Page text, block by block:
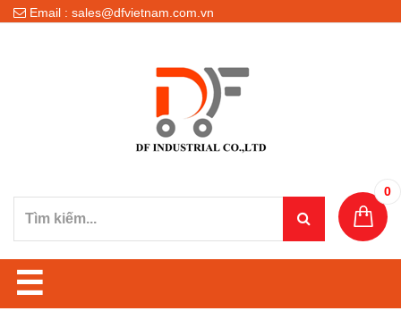
Email : sales@dfvietnam.com.vn
0
☰